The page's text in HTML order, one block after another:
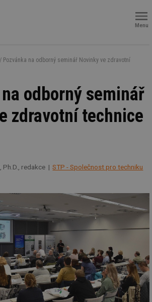
Menu
/ Pozvánka na odborný seminář Novinky ve zdravotní
odborný seminář
zdravotní technice
Ph.D., redakce
STP - Společnost pro techniku